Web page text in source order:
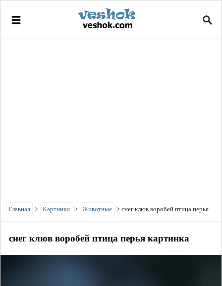
Главная > Картинки > Животные > снег клюв воробей птица перья
снег клюв воробей птица перья картинка